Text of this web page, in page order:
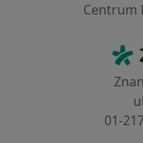
Centrum
01-